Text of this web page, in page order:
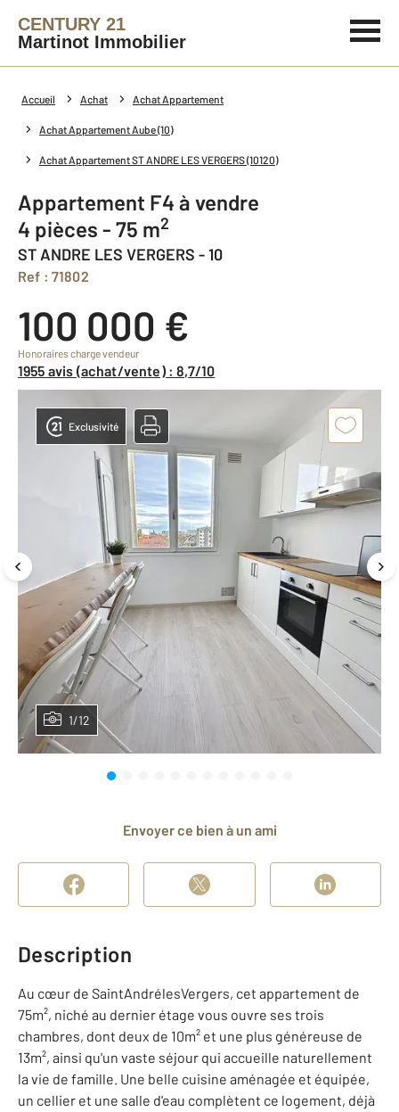
CENTURY 21
Martinot Immobilier
Accueil Achat Achat Appartement
Achat Appartement Aube (10)
Achat Appartement ST ANDRE LES VERGERS (10120)
Appartement F4 à vendre
4 pièces - 75 m2
ST ANDRE LES VERGERS - 10
Ref : 71802
100 000 €
Honoraires charge vendeur
1955 avis (achat/vente) : 8,7/10
1/12
Exclusivité
Envoyer ce bien à un ami
Description
Au cœur de SaintAndrélesVergers, cet appartement de
75m², niché au dernier étage vous ouvre ses trois
chambres, dont deux de 10m² et une plus généreuse de
13m², ainsi qu'un vaste séjour qui accueille naturellement
la vie de famille. Une belle cuisine aménagée et équipée,
un cellier et une salle d'eau complètent ce logement, déjà